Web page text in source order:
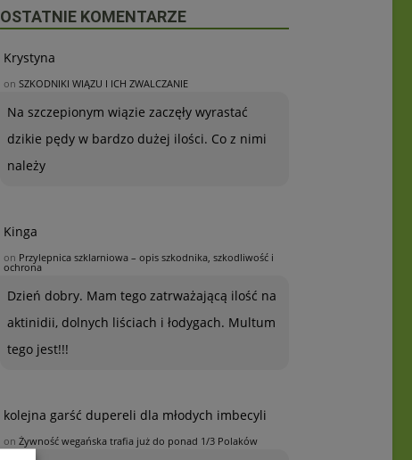
OSTATNIE KOMENTARZE
Krystyna
on SZKODNIKI WIĄZU I ICH ZWALCZANIE
Na szczepionym wiązie zaczęły wyrastać
dzikie pędy w bardzo dużej ilości. Co z nimi
należy
Kinga
on Przylepnica szklarniowa – opis szkodnika, szkodliwość i
ochrona
Dzień dobry. Mam tego zatrważającą ilość na
aktinidii, dolnych liściach i łodygach. Multum
tego jest!!!
kolejna garść dupereli dla młodych imbecyli
on Żywność wegańska trafia już do ponad 1/3 Polaków